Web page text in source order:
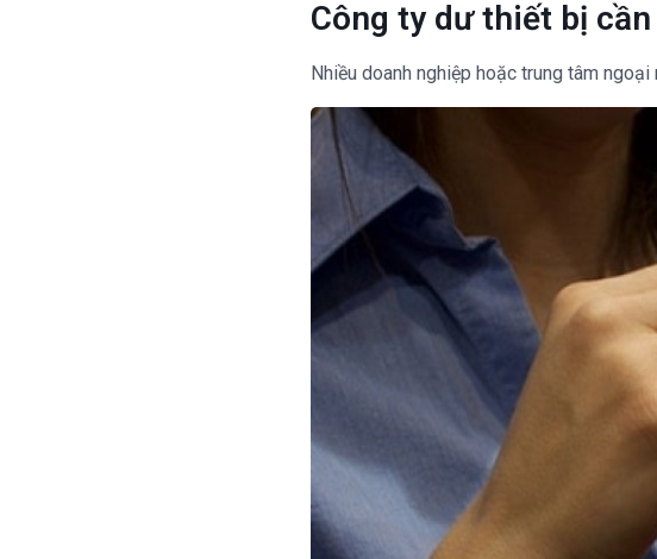
Công ty dư thiết bị
Nhiều doanh nghiệp hoặc trung tâm